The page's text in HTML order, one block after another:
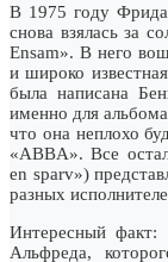
В 1975 году
снова взялась за
Ensam». В него
и широко
была написана
именно для
что она неплохо
«ABBA». Все
en sparv»)
разных
Интересный факт:
Альфреда,